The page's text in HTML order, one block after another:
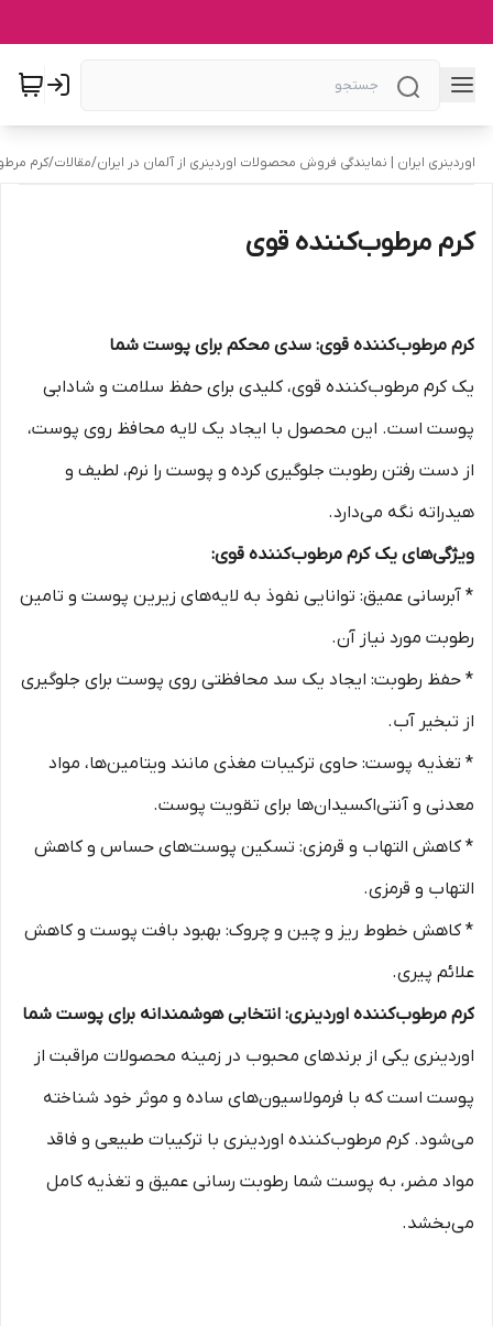
اوردینری ایران | نمایندگی فروش محصولات اوردینری از آلمان در ایران/مقالات/کرم
کرم مرطوب‌کننده قوی
کرم مرطوب‌کننده قوی: سدی محکم برای پوست شما
یک کرم مرطوب‌کننده قوی، کلیدی برای حفظ سلامت و شادابی
پوست است. این محصول با ایجاد یک لایه محافظ روی پوست،
از دست رفتن رطوبت جلوگیری کرده و پوست را نرم، لطیف و
هیدراته نگه می‌دارد.
ویژگی‌های یک کرم مرطوب‌کننده قوی:
* آبرسانی عمیق: توانایی نفوذ به لایه‌های زیرین پوست و تامین
رطوبت مورد نیاز آن.
* حفظ رطوبت: ایجاد یک سد محافظتی روی پوست برای جلوگیری
از تبخیر آب.
* تغذیه پوست: حاوی ترکیبات مغذی مانند ویتامین‌ها، مواد
معدنی و آنتی‌اکسیدان‌ها برای تقویت پوست.
* کاهش التهاب و قرمزی: تسکین پوست‌های حساس و کاهش
التهاب و قرمزی.
* کاهش خطوط ریز و چین و چروک: بهبود بافت پوست و کاهش
علائم پیری.
کرم مرطوب‌کننده اوردینری: انتخابی هوشمندانه برای پوست شما
اوردینری یکی از برندهای محبوب در زمینه محصولات مراقبت از
پوست است که با فرمولاسیون‌های ساده و موثر خود شناخته
می‌شود. کرم مرطوب‌کننده اوردینری با ترکیبات طبیعی و فاقد
مواد مضر، به پوست شما رطوبت رسانی عمیق و تغذیه کامل
می‌بخشد.